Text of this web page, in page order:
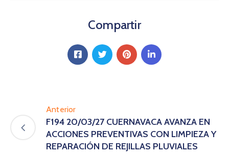
Compartir
Anterior
F194 20/03/27 CUERNAVACA AVANZA EN
ACCIONES PREVENTIVAS CON LIMPIEZA Y
REPARACIÓN DE REJILLAS PLUVIALES